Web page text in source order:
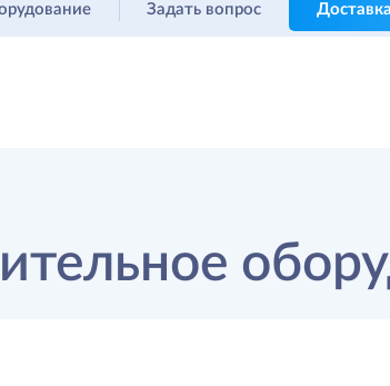
Задать вопрос